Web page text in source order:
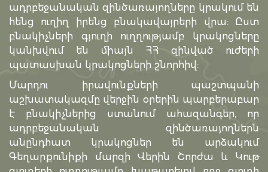
ադրբեջանական զինծառայողները կրակում են
հենց ուղիղ իրենց բնակավայրերի վրա: Ըստ
բնակիչների գյուղի ուղղությամբ կրակոցները
կանխվում են միայն ՀՀ զինված ուժերի
պատասխան կրակոցների շնորհիվ:
Մարդու իրավունքների պաշտպանի
աշխատակազմը վերջին օրերին պարբերաբար
է բնակիչներից ստանում ահազանգեր, որ
ադրբեջանական զինծառայողներն
անընդհատ կրակոցներ են արձակում
Գեղարքունիքի մարզի Վերին Շորժա և Կութ